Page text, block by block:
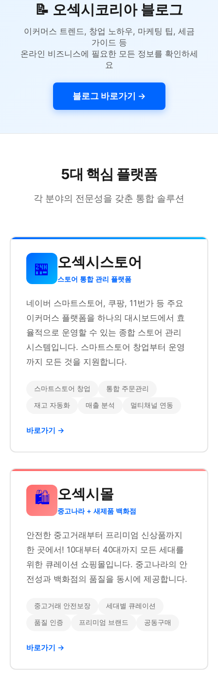
📝 오섹시코리아 블로그
이커머스 트렌드, 창업 노하우, 마케팅 팁, 세금
가이드 등
온라인 비즈니스에 필요한 모든 정보를 확인하세
요
블로그 바로가기 →
5대 핵심 플랫폼
각 분야의 전문성을 갖춘 통합 솔루션
🏪 오섹시스토어
스토어 통합 관리 플랫폼
네이버 스마트스토어, 쿠팡, 11번가 등 주요
이커머스 플랫폼을 하나의 대시보드에서 효
율적으로 운영할 수 있는 종합 스토어 관리
시스템입니다. 스마트스토어 창업부터 운영
까지 모든 것을 지원합니다.
스마트스토어 창업 통합 주문관리
재고 자동화 매출 분석 멀티채널 연동
바로가기 →
🛍️ 오섹시몰
중고나라 + 새제품 백화점
안전한 중고거래부터 프리미엄 신상품까지
한 곳에서! 10대부터 40대까지 모든 세대를
위한 큐레이션 쇼핑몰입니다. 중고나라의 안
전성과 백화점의 품질을 동시에 제공합니다.
중고거래 안전보장 세대별 큐레이션
품질 인증 프리미엄 브랜드 공동구매
바로가기 →